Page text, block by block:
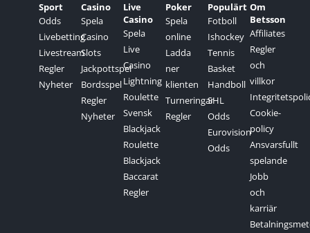
Sport
Odds
Livebetting
Livestream
Regler
Nyheter
Casino
Spela
Casino
Slots
Jackpottspel
Bordsspel
Regler
Nyheter
Live
Casino
Spela
Live
Casino
Lightning
Roulette
Svensk
Blackjack
Roulette
Blackjack
Baccarat
Regler
Poker
Spela
online
Ladda
ner
klienten
Turneringar
Regler
Populärt
Fotboll
Ishockey
Tennis
Basket
Handboll
SHL
Odds
Eurovision
Odds
Om
Betsson
Affiliates
Regler
och
villkor
Cookie-
policy
Ansvarsfullt
spelande
Jobb
och
karriär